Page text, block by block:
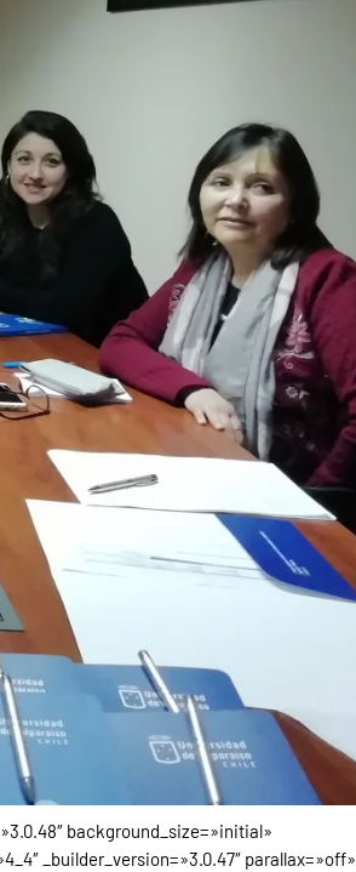
background_size=»initial»
_builder_version=»3.0.47″ parallax=»off»